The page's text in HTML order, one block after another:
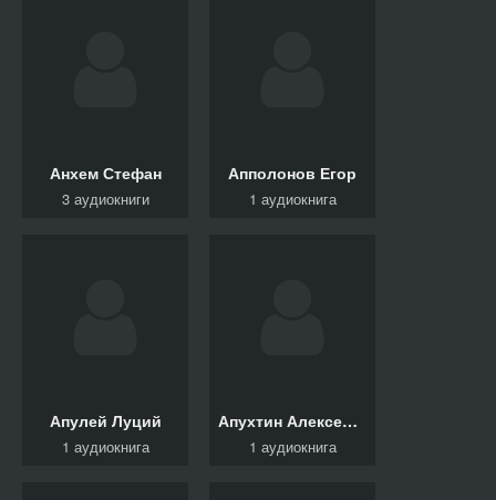
Анхем Стефан
3 аудиокниги
Апполонов Егор
1 аудиокнига
Апулей Луций
1 аудиокнига
Апухтин Алексей, Грин Александр
1 аудиокнига